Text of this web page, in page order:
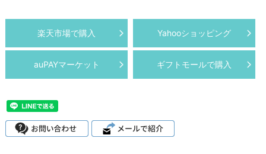
楽天市場で購入 Yahooショッピング
auPAYマーケット ギフトモールで購入